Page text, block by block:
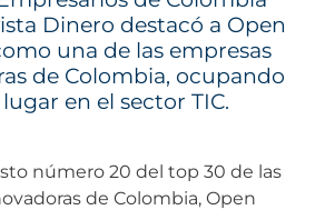
Dinero destacó a Open
una de las empresas
de Colombia, ocupando
en el sector TIC.
número 20 del top 30 de las
de Colombia, Open